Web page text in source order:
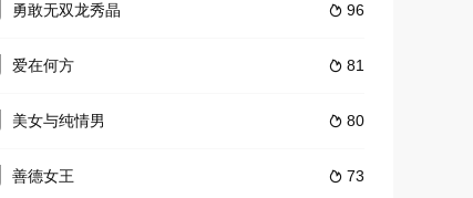
 96
勇敢无双龙秀晶
 81
爱在何方
 80
美女与纯情男
 73
善德女王